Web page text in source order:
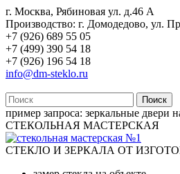
г. Москва, Рябиновая ул. д.46 А
Производство: г. Домодедово, ул.
+7 (926) 689 55 05
+7 (499) 390 54 18
+7 (926) 196 54 18
info@dm-steklo.ru
Поиск
пример запроса: зеркальные двери
СТЕКОЛЬНАЯ МАСТЕРСКАЯ
СТЕКЛО И ЗЕРКАЛА ОТ